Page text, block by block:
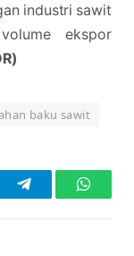
industri sawit
ekspor
baku sawit
Telegram